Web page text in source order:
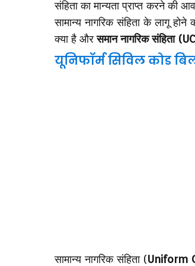
संहिता का मान्यता प्राप्त करने की
सामान्य नागरिक संहिता के लागू
क्या है औरसमान नागरिक संहिता
यूनिफॉर्म सिविल कोड
सामान्य नागरिक संहिता (Uniform